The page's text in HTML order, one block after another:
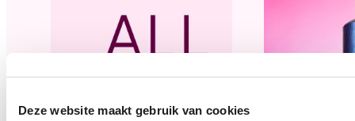
Deze website maakt gebruik van cookies